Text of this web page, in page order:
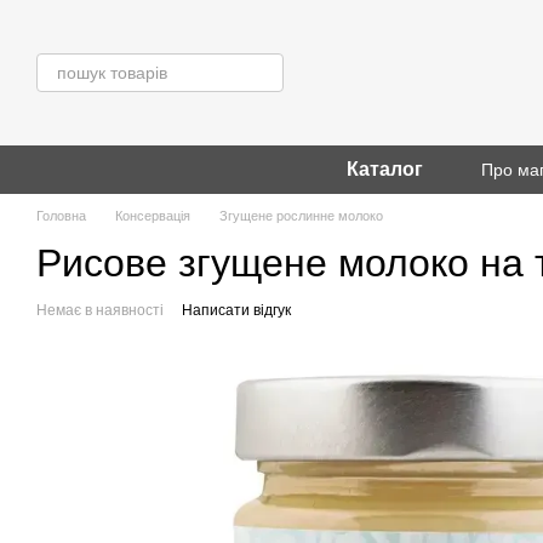
Каталог Про
Головна Консервація Згущене рослинне молоко
Рисове згущене молоко на
Немає в наявності Написати відгук